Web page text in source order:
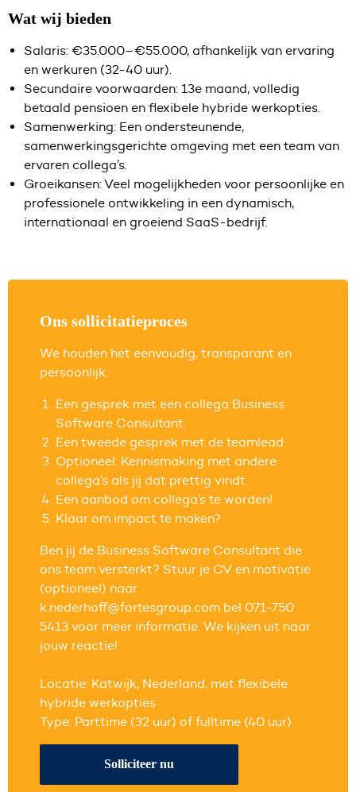
Wat wij bieden
Salaris: €35.000–€55.000, afhankelijk van ervaring
en werkuren (32-40 uur).
Secundaire voorwaarden: 13e maand, volledig
betaald pensioen en flexibele hybride werkopties.
Samenwerking: Een ondersteunende,
samenwerkingsgerichte omgeving met een team van
ervaren collega’s.
Groeikansen: Veel mogelijkheden voor persoonlijke en
professionele ontwikkeling in een dynamisch,
internationaal en groeiend SaaS-bedrijf.
Ons sollicitatieproces
We houden het eenvoudig, transparant en
persoonlijk:
Een gesprek met een collega Business
Software Consultant.
Een tweede gesprek met de teamlead.
Optioneel: Kennismaking met andere
collega’s als jij dat prettig vindt.
Een aanbod om collega’s te worden!
Klaar om impact te maken?
Ben jij de Business Software Consultant die
ons team versterkt? Stuur je CV en motivatie
(optioneel) naar
k.nederhoff@fortesgroup.com bel 071-750
5413 voor meer informatie. We kijken uit naar
jouw reactie!
Locatie: Katwijk, Nederland, met flexibele
hybride werkopties
Type: Parttime (32 uur) of fulltime (40 uur)
Solliciteer nu